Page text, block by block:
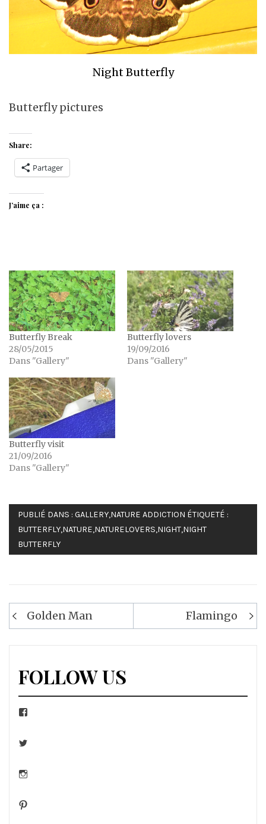
Night Butterfly
Butterfly pictures
Share:
Partager
J’aime ça :
Butterfly Break
28/05/2015
Dans "Gallery"
Butterfly lovers
19/09/2016
Dans "Gallery"
Butterfly visit
21/09/2016
Dans "Gallery"
PUBLIÉ DANS : GALLERY,NATURE ADDICTION ÉTIQUETÉ :
BUTTERFLY,NATURE,NATURELOVERS,NIGHT,NIGHT
BUTTERFLY
Navigation
de
Golden Man Flamingo
FOLLOW US
Facebook
Twitter
Instagram
Pinterest